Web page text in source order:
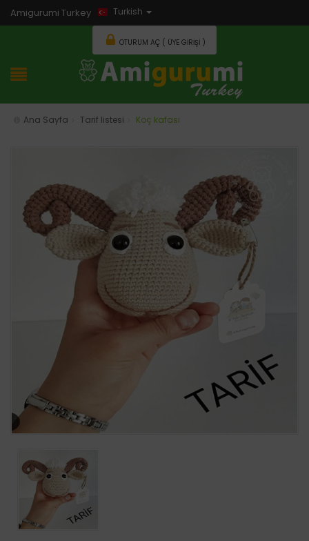
Amigurumi Turkey Turkish
OTURUM AÇ ( ÜYE GIRIŞI )
Ana Sayfa Tarif listesi Koç kafası